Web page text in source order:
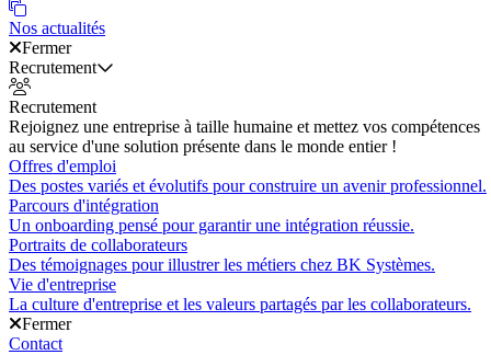
Nos actualités
Fermer
Recrutement
Recrutement
Rejoignez une entreprise à taille humaine et mettez vos compétences
au service d'une solution présente dans le monde entier !
Offres d'emploi
Des postes variés et évolutifs pour construire un avenir professionnel.
Parcours d'intégration
Un onboarding pensé pour garantir une intégration réussie.
Portraits de collaborateurs
Des témoignages pour illustrer les métiers chez BK Systèmes.
Vie d'entreprise
La culture d'entreprise et les valeurs partagés par les collaborateurs.
Fermer
Contact